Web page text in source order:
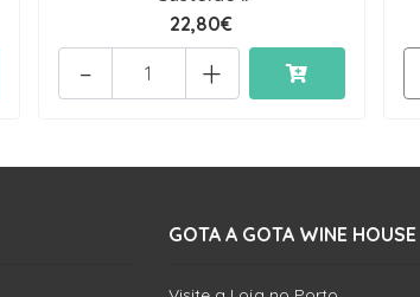
22,80€
+
-
GOTA A GOTA WINE HOUSE